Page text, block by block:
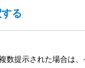
る
数提示された場合は